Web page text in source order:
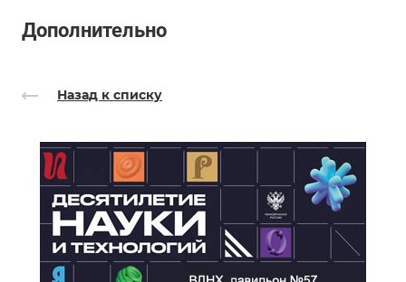
Дополнительно
Назад к списку